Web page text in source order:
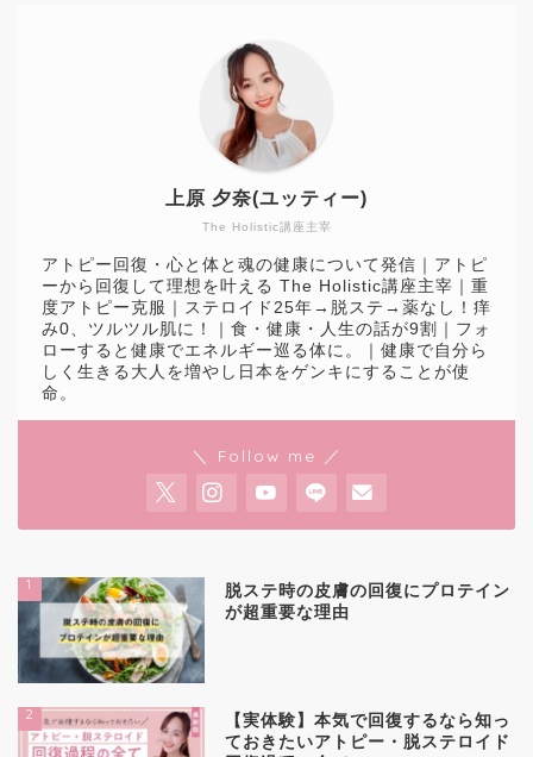
The Holistic講座主宰
上原 夕奈(ユッティー)
アトピー回復・心と体と魂の健康について発信｜アトピ
ーから回復して理想を叶える The Holistic講座主宰｜重
度アトピー克服｜ステロイド25年→脱ステ→薬なし！痒
み0、ツルツル肌に！｜食・健康・人生の話が9割｜フォ
ローすると健康でエネルギー巡る体に。｜健康で自分ら
しく生きる大人を増やし日本をゲンキにすることが使
命。
＼ Follow me ／
1
脱ステ時の皮膚の回復にプロテイン
が超重要な理由
2
【実体験】本気で回復するなら知っ
ておきたいアトピー・脱ステロイド